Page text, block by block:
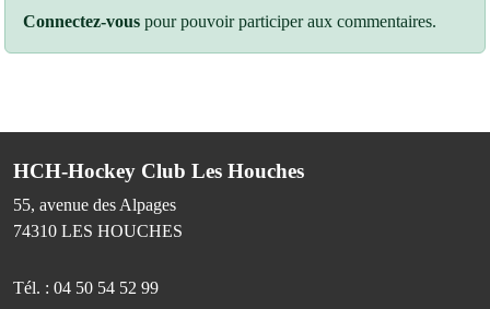
Connectez-vous pour pouvoir participer aux commentaires.
HCH-Hockey Club Les Houches
55, avenue des Alpages
74310 LES HOUCHES
Tél. : 04 50 54 52 99